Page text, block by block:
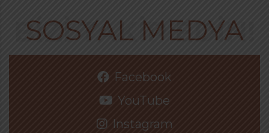
BİZİ TAKİP EDİN!
SOSYAL MEDYA
Facebook
YouTube
Instagram